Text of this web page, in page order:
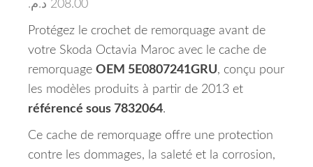
208.00 د.م.
Protégez le crochet de remorquage avant de
votre Skoda Octavia Maroc avec le cache de
remorquage OEM 5E0807241GRU, conçu pour
les modèles produits à partir de 2013 et
référencé sous 7832064.
Ce cache de remorquage offre une protection
contre les dommages, la saleté et la corrosion,